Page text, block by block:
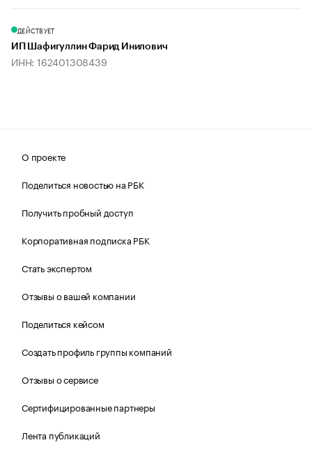
ДЕЙСТВУЕТ
ИП Шафигуллин Фарид Инилович
ИНН: 162401308439
О проекте
Поделиться новостью на РБК
Получить пробный доступ
Корпоративная подписка РБК
Стать экспертом
Отзывы о вашей компании
Поделиться кейсом
Создать профиль группы компаний
Отзывы о сервисе
Сертифицированные партнеры
Лента публикаций